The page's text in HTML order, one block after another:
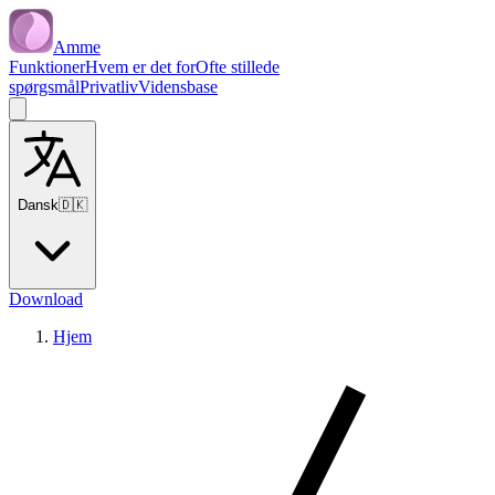
Amme
FunktionerHvem er det forOfte stillede
spørgsmålPrivatlivVidensbase
Dansk🇩🇰
Download
Hjem